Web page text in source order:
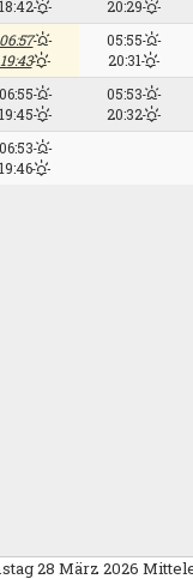
18:42
20:29
06:57
19:43
05:55
20:31
06:55
19:45
05:53
20:32
06:53
19:46
28 März 2026